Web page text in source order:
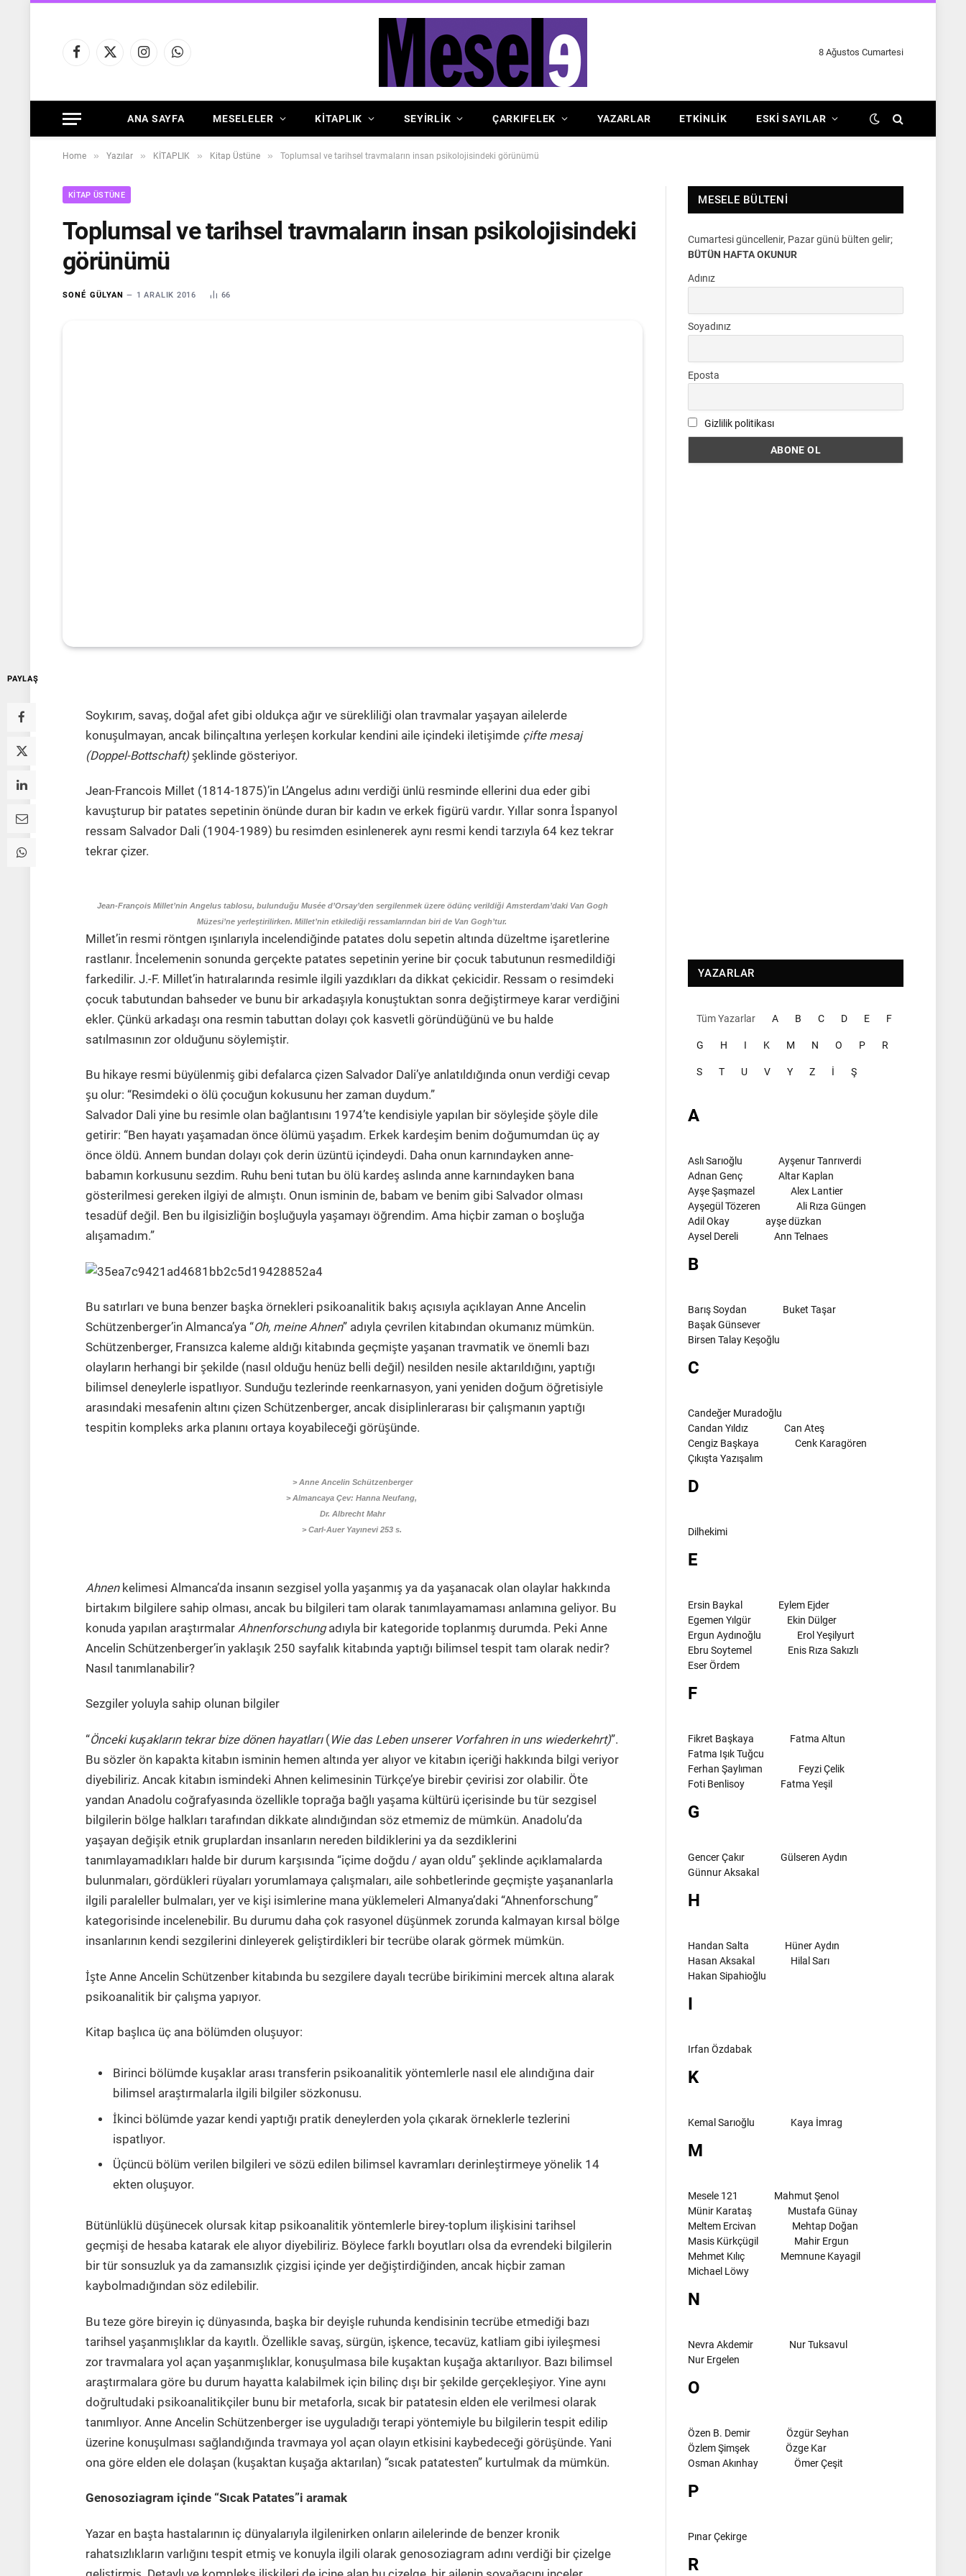
Facebook
X
InstagramWhatsApp
8 Ağustos Cumartesi
ANA SAYFA MESELELER KİTAPLIK SEYİRLİK ÇARKIFELEK YAZARLAR ETKINLIK ESKI SAYILAR
Home » Yazılar » KİTAPLIK » Kitap Üstüne » Toplumsal ve tarihsel travmaların insan psikolojisindeki görünümü
KITAP ÜSTÜNE
Toplumsal ve tarihsel travmaların insan psikolojisindeki
görünümü
SONÉ GÜLYAN 1 ARALIK 2016 66
PAYLAŞ
Soykırım, savaş, doğal afet gibi oldukça ağır ve sürekliliği olan travmalar yaşayan ailelerde
konuşulmayan, ancak bilinçaltına yerleşen korkular kendini aile içindeki iletişimde çifte mesaj
(Doppel-Bottschaft)şeklinde gösteriyor.
Jean-Francois Millet (1814-1875)’in L’Angelus adını verdiği ünlü resminde ellerini dua eder gibi
kavuşturup bir patates sepetinin önünde duran bir kadın ve erkek figürü vardır. Yıllar sonra İspanyol
ressam Salvador Dali (1904-1989) bu resimden esinlenerek aynı resmi kendi tarzıyla 64 kez tekrar
tekrar çizer.
Jean-François Millet’nin Angelus tablosu, bulunduğu Musée d’Orsay’den sergilenmek üzere ödünç verildiği Amsterdam’daki Van Gogh
Müzesi’ne yerleştirilirken. Millet’nin etkilediği ressamlarından biri de Van Gogh’tur.
Millet’in resmi röntgen ışınlarıyla incelendiğinde patates dolu sepetin altında düzeltme işaretlerine
rastlanır. İncelemenin sonunda gerçekte patates sepetinin yerine bir çocuk tabutunun resmedildiği
farkedilir. J.-F. Millet’in hatıralarında resimle ilgili yazdıkları da dikkat çekicidir. Ressam o resimdeki
çocuk tabutundan bahseder ve bunu bir arkadaşıyla konuştuktan sonra değiştirmeye karar verdiğini
ekler. Çünkü arkadaşı ona resmin tabuttan dolayı çok kasvetli göründüğünü ve bu halde
satılmasının zor olduğunu söylemiştir.
Bu hikaye resmi büyülenmiş gibi defalarca çizen Salvador Dali’ye anlatıldığında onun verdiği cevap
şu olur: “Resimdeki o ölü çocuğun kokusunu her zaman duydum.”
Salvador Dali yine bu resimle olan bağlantısını 1974’te kendisiyle yapılan bir söyleşide şöyle dile
getirir: “Ben hayatı yaşamadan önce ölümü yaşadım. Erkek kardeşim benim doğumumdan üç ay
önce öldü. Annem bundan dolayı çok derin üzüntü içindeydi. Daha onun karnındayken anne-
babamın korkusunu sezdim. Ruhu beni tutan bu ölü kardeş aslında anne karnındayken bana
gösterilmesi gereken ilgiyi de almıştı. Onun isminin de, babam ve benim gibi Salvador olması
tesadüf değil. Ben bu ilgisizliğin boşluğuyla yaşamayı öğrendim. Ama hiçbir zaman o boşluğa
alışamadım.”
Bu satırları ve buna benzer başka örnekleri psikoanalitik bakış açısıyla açıklayan Anne Ancelin
Schützenberger’in Almanca’ya “Oh, meine Ahnen” adıyla çevrilen kitabından okumanız mümkün.
Schützenberger, Fransızca kaleme aldığı kitabında geçmişte yaşanan travmatik ve önemli bazı
olayların herhangi bir şekilde (nasıl olduğu henüz belli değil) nesilden nesile aktarıldığını, yaptığı
bilimsel deneylerle ispatlıyor. Sunduğu tezlerinde reenkarnasyon, yani yeniden doğum öğretisiyle
arasındaki mesafenin altını çizen Schützenberger, ancak disiplinlerarası bir çalışmanın yaptığı
tespitin kompleks arka planını ortaya koyabileceği görüşünde.
> Anne Ancelin Schützenberger
> Almancaya Çev: Hanna Neufang,
Dr. Albrecht Mahr
> Carl-Auer Yayınevi 253 s.
Ahnenkelimesi Almanca’da insanın sezgisel yolla yaşanmış ya da yaşanacak olan olaylar hakkında
birtakım bilgilere sahip olması, ancak bu bilgileri tam olarak tanımlayamaması anlamına geliyor. Bu
konuda yapılan araştırmalar Ahnenforschungadıyla bir kategoride toplanmış durumda. Peki Anne
Ancelin Schützenberger’in yaklaşık 250 sayfalık kitabında yaptığı bilimsel tespit tam olarak nedir?
Nasıl tanımlanabilir?
Sezgiler yoluyla sahip olunan bilgiler
“Önceki kuşakların tekrar bize dönen hayatları(Wie das Leben unserer Vorfahren in uns wiederkehrt)”.
Bu sözler ön kapakta kitabın isminin hemen altında yer alıyor ve kitabın içeriği hakkında bilgi veriyor
diyebiliriz. Ancak kitabın ismindeki Ahnen kelimesinin Türkçe’ye birebir çevirisi zor olabilir. Öte
yandan Anadolu coğrafyasında özellikle toprağa bağlı yaşama kültürü içerisinde bu tür sezgisel
bilgilerin bölge halkları tarafından dikkate alındığından söz etmemiz de mümkün. Anadolu’da
yaşayan değişik etnik gruplardan insanların nereden bildiklerini ya da sezdiklerini
tanımlayamadıkları halde bir durum karşısında “içime doğdu / ayan oldu” şeklinde açıklamalarda
bulunmaları, gördükleri rüyaları yorumlamaya çalışmaları, aile sohbetlerinde geçmişte yaşananlarla
ilgili paraleller bulmaları, yer ve kişi isimlerine mana yüklemeleri Almanya’daki “Ahnenforschung”
kategorisinde incelenebilir. Bu durumu daha çok rasyonel düşünmek zorunda kalmayan kırsal bölge
insanlarının kendi sezgilerini dinleyerek geliştirdikleri bir tecrübe olarak görmek mümkün.
İşte Anne Ancelin Schützenber kitabında bu sezgilere dayalı tecrübe birikimini mercek altına alarak
psikoanalitik bir çalışma yapıyor.
Kitap başlıca üç ana bölümden oluşuyor:
Birinci bölümde kuşaklar arası transferin psikoanalitik yöntemlerle nasıl ele alındığına dair
bilimsel araştırmalarla ilgili bilgiler sözkonusu.
İkinci bölümde yazar kendi yaptığı pratik deneylerden yola çıkarak örneklerle tezlerini
ispatlıyor.
Üçüncü bölüm verilen bilgileri ve sözü edilen bilimsel kavramları derinleştirmeye yönelik 14
ekten oluşuyor.
Bütünlüklü düşünecek olursak kitap psikoanalitik yöntemlerle birey-toplum ilişkisini tarihsel
geçmişi de hesaba katarak ele alıyor diyebiliriz. Böylece farklı boyutları olsa da evrendeki bilgilerin
bir tür sonsuzluk ya da zamansızlık çizgisi içinde yer değiştirdiğinden, ancak hiçbir zaman
kaybolmadığından söz edilebilir.
Bu teze göre bireyin iç dünyasında, başka bir deyişle ruhunda kendisinin tecrübe etmediği bazı
tarihsel yaşanmışlıklar da kayıtlı. Özellikle savaş, sürgün, işkence, tecavüz, katliam gibi iyileşmesi
zor travmalara yol açan yaşanmışlıklar, konuşulmasa bile kuşaktan kuşağa aktarılıyor. Bazı bilimsel
araştırmalara göre bu durum hayatta kalabilmek için bilinç dışı bir şekilde gerçekleşiyor. Yine aynı
doğrultudaki psikoanalitikçiler bunu bir metaforla, sıcak bir patatesin elden ele verilmesi olarak
tanımlıyor. Anne Ancelin Schützenberger ise uyguladığı terapi yöntemiyle bu bilgilerin tespit edilip
üzerine konuşulması sağlandığında travmaya yol açan olayın etkisini kaybedeceği görüşünde. Yani
ona göre elden ele dolaşan (kuşaktan kuşağa aktarılan) “sıcak patatesten” kurtulmak da mümkün.
Genosoziagram içinde “Sıcak Patates”i aramak
Yazar en başta hastalarının iç dünyalarıyla ilgilenirken onların ailelerinde de benzer kronik
rahatsızlıkların varlığını tespit etmiş ve konuyla ilgili olarak genosoziagram adını verdiği bir çizelge
MESELE BÜLTENI
Cumartesi güncellenir, Pazar günü bülten gelir;
BÜTÜN HAFTA OKUNUR
Adınız
Soyadınız
Eposta
Gizlilik politikası
YAZARLAR
Tüm Yazarlar A B C D E F
G H I K M N O P R
S T U V Y Z İ Ş
A
Aslı Sarıoğlu
Ayşenur Tanrıverdi
Adnan Genç
Altar Kaplan
Ayşe Şaşmazel
Alex Lantier
Ayşegül Tözeren
Ali Rıza Güngen
Adil Okay
ayşe düzkan
Aysel Dereli
Ann Telnaes
B
Barış Soydan
Buket Taşar
Başak Günsever
Birsen Talay Keşoğlu
C
Candeğer Muradoğlu
Candan Yıldız
Can Ateş
Cengiz Başkaya
Cenk Karagören
Çıkışta Yazışalım
D
Dilhekimi
E
Ersin Baykal
Eylem Ejder
Egemen Yılgür
Ekin Dülger
Ergun Aydınoğlu
Erol Yeşilyurt
Ebru Soytemel
Enis Rıza Sakızlı
Eser Ördem
F
Fikret Başkaya
Fatma Altun
Fatma Işık Tuğcu
Ferhan Şaylıman
Feyzi Çelik
Foti Benlisoy
Fatma Yeşil
G
Gencer Çakır
Gülseren Aydın
Günnur Aksakal
H
Handan Salta
Hüner Aydın
Hasan Aksakal
Hilal Sarı
Hakan Sipahioğlu
I
Irfan Özdabak
K
Kemal Sarıoğlu Kaya İmrag
M
Mesele 121
Mahmut Şenol
Münir Karataş
Mustafa Günay
Meltem Ercivan
Mehtap Doğan
Masis Kürkçügil
Mahir Ergun
Mehmet Kılıç
Memnune Kayagil
Michael Löwy
N
Nevra Akdemir
Nur Tuksavul
Nur Ergelen
O
Özen B. Demir
Özgür Seyhan
Özlem Şimşek
Özge Kar
Osman Akınhay
Ömer Çeşit
P
Pınar Çekirge
R